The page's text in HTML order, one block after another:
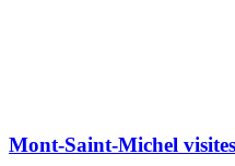
Mont-Saint-Michel